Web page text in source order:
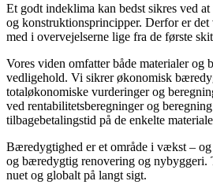
Et godt indeklima kan bedst sikres ved
og konstruktionsprincipper. Derfor er
med i overvejelserne lige fra de første
Vores viden omfatter både materialer og
vedligehold. Vi sikrer økonomisk
totaløkonomiske vurderinger og
ved rentabilitetsberegninger og
tilbagebetalingstid på de enkelte
Bæredygtighed er et område i vækst –
og bæredygtig renovering og nybyggeri.
nuet og globalt på langt sigt.